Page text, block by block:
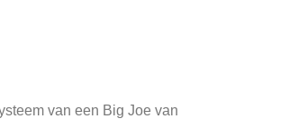
van een Big Joe van